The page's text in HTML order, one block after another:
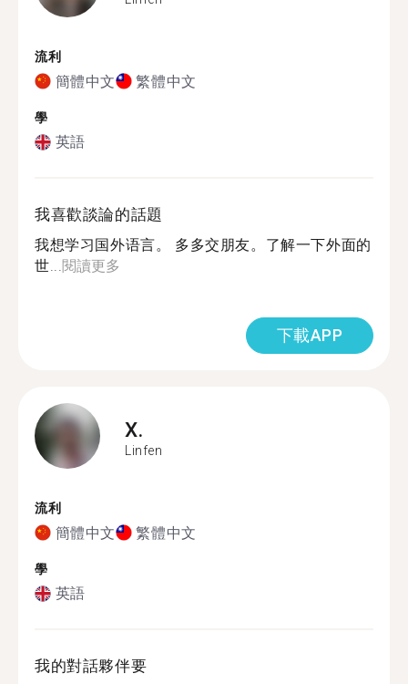
流利
簡體中文 繁體中文
學
英語
我喜歡談論的話題
我想学习国外语言。 多多交朋友。了解一下外面的
世...閱讀更多
下載APP
X.
Linfen
流利
簡體中文 繁體中文
學
英語
我的對話夥伴要